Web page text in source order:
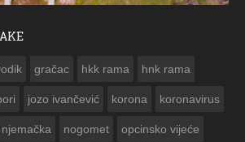
gračac hkk rama hnk rama
jozo ivančević korona koronavirus
njemačka nogomet opcinsko vijeće